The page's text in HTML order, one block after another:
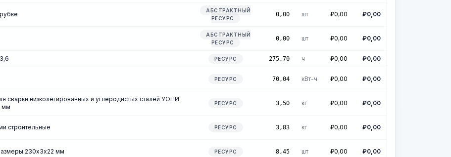
АБСТРАКТНЫЙ
РЕСУРС
0,00 шт ₽0,00 ₽0,00
АБСТРАКТНЫЙ
РЕСУРС
0,00 шт ₽0,00 ₽0,00
РЕСУРС 275,70 ч ₽0,00 ₽0,00
РЕСУРС 70,04 кВт-ч ₽0,00 ₽0,00
сварки низколегированных и углеродистых сталей УОНИ
мм
РЕСУРС 3,50 кг ₽0,00 ₽0,00
строительные РЕСУРС 3,83 кг ₽0,00 ₽0,00
230х3х22 мм РЕСУРС 8,45 шт ₽0,00 ₽0,00